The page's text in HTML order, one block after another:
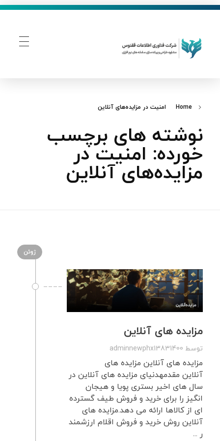
Home امنیت در مزایده‌های آنلاین
نوشته های برچسب
خورده: امنیت در
مزایده‌های آنلاین
ژوئن
مزایده های آنلاین
توسط adminnewphx13831400
مزایده های آنلاین مزایده های
آنلاین مقدمهدنیای مزایده های آنلاین در
سال های اخیر بستری پویا و هیجان
انگیز را برای خرید و فروش طیف گسترده
ای از کالاها ارائه می دهد.مزایده های
آنلاین روش خرید و فروش اقلام ارزشمند
ر ...